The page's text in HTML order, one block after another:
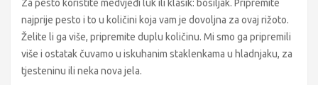
Za pesto koristite medvjeđi luk ili klasik: bosiljak. Pripremite
najprije pesto i to u količini koja vam je dovoljna za ovaj rižoto.
Želite li ga više, pripremite duplu količinu. Mi smo ga pripremili
više i ostatak čuvamo u iskuhanim staklenkama u hladnjaku, za
tjesteninu ili neka nova jela.